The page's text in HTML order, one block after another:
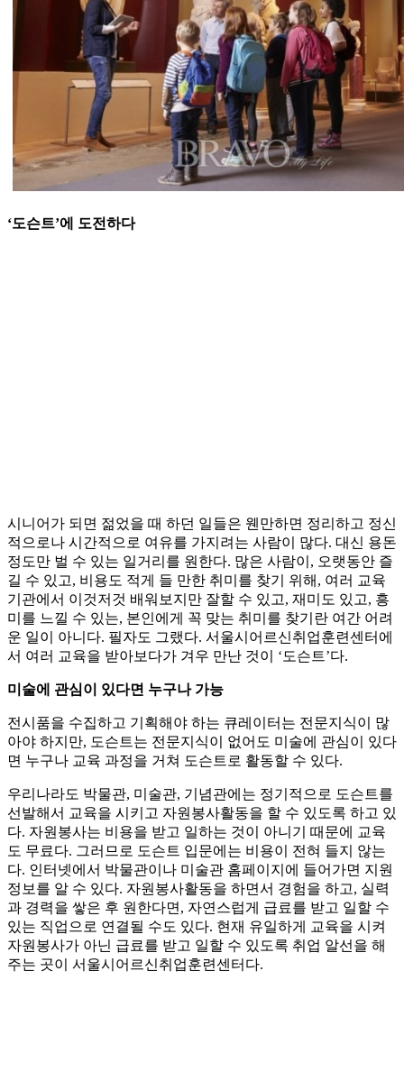
‘도슨트’에 도전하다
시니어가 되면 젊었을 때 하던 일들은 웬만하면 정리하고 정신
적으로나 시간적으로 여유를 가지려는 사람이 많다. 대신 용돈
정도만 벌 수 있는 일거리를 원한다. 많은 사람이, 오랫동안 즐
길 수 있고, 비용도 적게 들 만한 취미를 찾기 위해, 여러 교육
기관에서 이것저것 배워보지만 잘할 수 있고, 재미도 있고, 흥
미를 느낄 수 있는, 본인에게 꼭 맞는 취미를 찾기란 여간 어려
운 일이 아니다. 필자도 그랬다. 서울시어르신취업훈련센터에
서 여러 교육을 받아보다가 겨우 만난 것이 ‘도슨트’다.
미술에 관심이 있다면 누구나 가능
전시품을 수집하고 기획해야 하는 큐레이터는 전문지식이 많
아야 하지만, 도슨트는 전문지식이 없어도 미술에 관심이 있다
면 누구나 교육 과정을 거쳐 도슨트로 활동할 수 있다.
우리나라도 박물관, 미술관, 기념관에는 정기적으로 도슨트를
선발해서 교육을 시키고 자원봉사활동을 할 수 있도록 하고 있
다. 자원봉사는 비용을 받고 일하는 것이 아니기 때문에 교육
도 무료다. 그러므로 도슨트 입문에는 비용이 전혀 들지 않는
다. 인터넷에서 박물관이나 미술관 홈페이지에 들어가면 지원
정보를 알 수 있다. 자원봉사활동을 하면서 경험을 하고, 실력
과 경력을 쌓은 후 원한다면, 자연스럽게 급료를 받고 일할 수
있는 직업으로 연결될 수도 있다. 현재 유일하게 교육을 시켜
자원봉사가 아닌 급료를 받고 일할 수 있도록 취업 알선을 해
주는 곳이 서울시어르신취업훈련센터다.